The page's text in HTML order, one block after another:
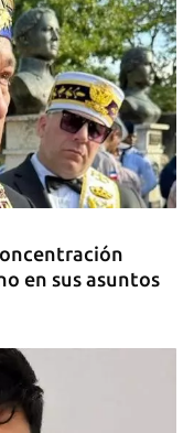
a ir la luz y llegó
en sus asuntos